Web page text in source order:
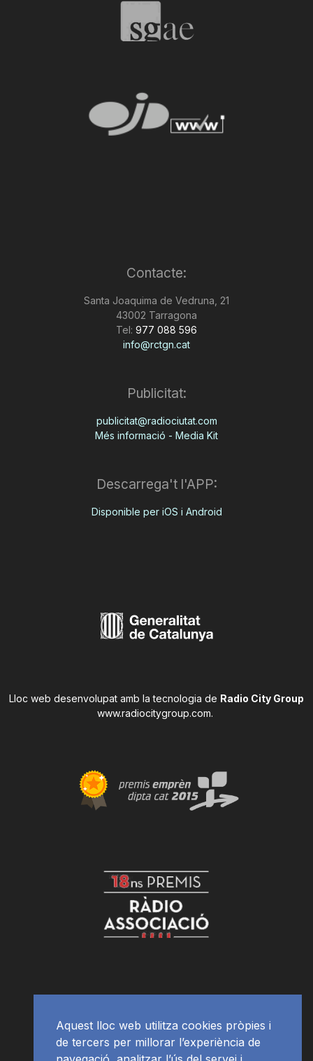
Contacte:
Santa Joaquima de Vedruna, 21
43002 Tarragona
Tel: 977 088 596
info@rctgn.cat
Publicitat:
publicitat@radiociutat.com
Més informació - Media Kit
Descarrega't l'APP:
Disponible per iOS i Android
Lloc web desenvolupat amb la tecnologia de Radio City Group
www.radiocitygroup.com.
Aquest lloc web utilitza cookies pròpies i
de tercers per millorar l’experiència de